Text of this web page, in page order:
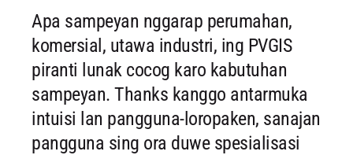
Apa sampeyan nggarap perumahan,
komersial, utawa industri, ing PVGIS
piranti lunak cocog karo kabutuhan
sampeyan. Thanks kanggo antarmuka
intuisi lan pangguna-loropaken, sanajan
pangguna sing ora duwe spesialisasi